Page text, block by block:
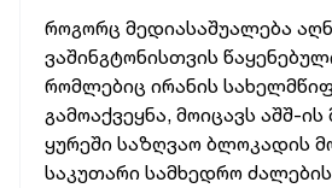
როგორც მედიასაშუალება
ვაშინგტონისთვის
რომლებიც ირანის
გამოაქვეყნა, მოიცავს აშშ-
ყურეში საზღვაო ბლოკადის
საკუთარი სამხედრო